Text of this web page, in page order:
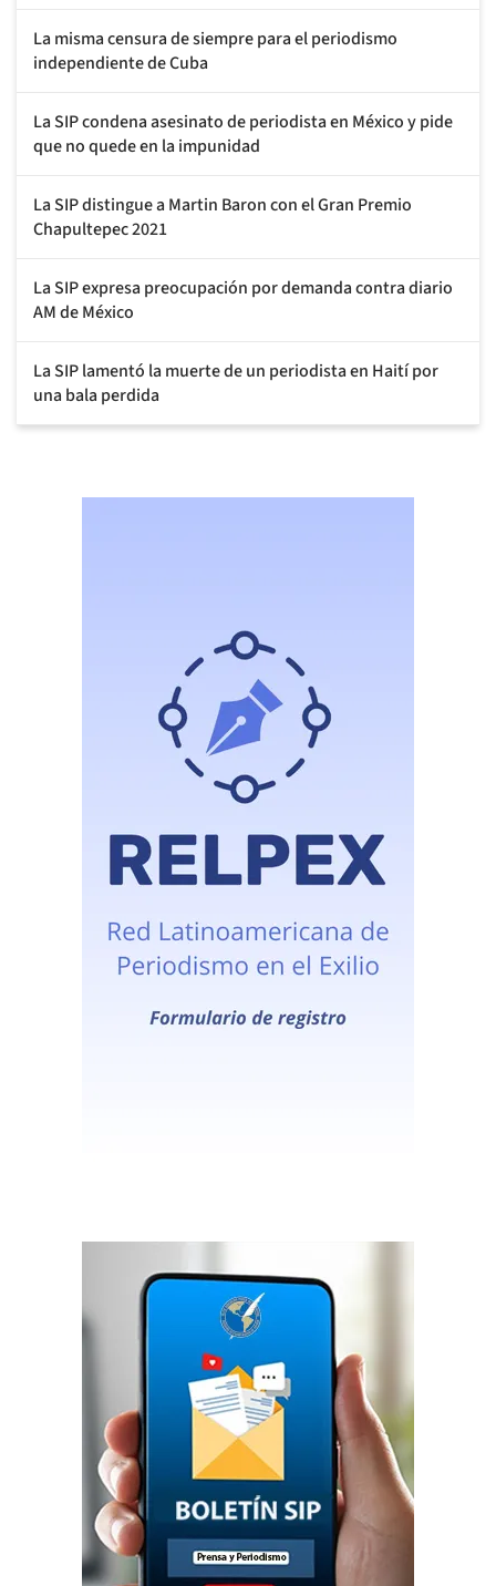
La misma censura de siempre para el periodismo
independiente de Cuba
La SIP condena asesinato de periodista en México y pide
que no quede en la impunidad
La SIP distingue a Martin Baron con el Gran Premio
Chapultepec 2021
La SIP expresa preocupación por demanda contra diario
AM de México
La SIP lamentó la muerte de un periodista en Haití por
una bala perdida